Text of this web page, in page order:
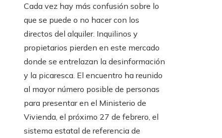
Cada vez hay más confusión sobre lo
que se puede o no hacer con los
directos del alquiler. Inquilinos y
propietarios pierden en este mercado
donde se entrelazan la desinformación
y la picaresca. El encuentro ha reunido
al mayor número posible de personas
para presentar en el Ministerio de
Vivienda, el próximo 27 de febrero, el
sistema estatal de referencia de